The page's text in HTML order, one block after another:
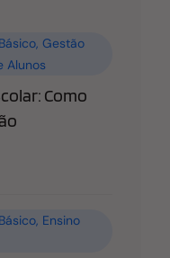
,Gestão
Alunos
Como
, Ensino